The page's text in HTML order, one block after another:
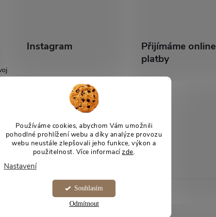
Používáme cookies, abychom Vám umožnili
pohodlné prohlížení webu a díky analýze provozu
webu neustále zlepšovali jeho funkce, výkon a
použitelnost. Více informacízde.
Nastavení
Odmítnout
Souhlasím
Instagram
Přijímáme online
platby